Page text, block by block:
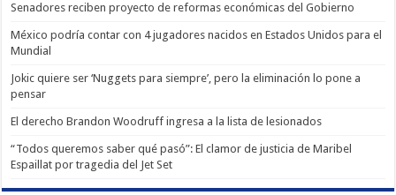
Senadores reciben proyecto de reformas económicas del Gobierno
México podría contar con 4 jugadores nacidos en Estados Unidos para el
Mundial
Jokic quiere ser ‘Nuggets para siempre’, pero la eliminación lo pone a
pensar
El derecho Brandon Woodruff ingresa a la lista de lesionados
“Todos queremos saber qué pasó”: El clamor de justicia de Maribel
Espaillat por tragedia del Jet Set